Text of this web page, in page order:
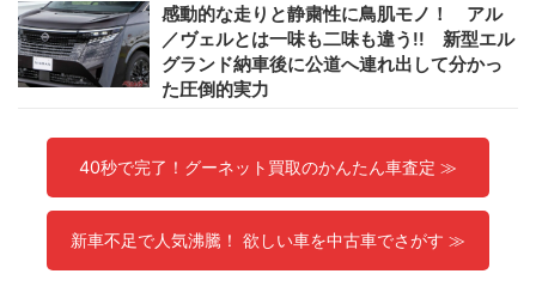
感動的な走りと静粛性に鳥肌モノ！ アル
／ヴェルとは一味も二味も違う!! 新型エル
グランド納車後に公道へ連れ出して分かっ
た圧倒的実力
40秒で完了！グーネット買取のかんたん車査定 ≫
新車不足で人気沸騰！ 欲しい車を中古車でさがす ≫